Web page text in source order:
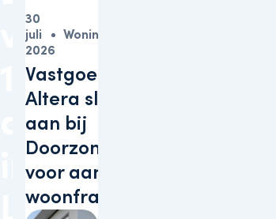
voor
148
appartementen
in
Leidsche
Vastgoedbelegger
Altera sluit zich
aan bij
Doorzonconvenant
voor aanpak
woonfraude
30
juli
2026
Woningen